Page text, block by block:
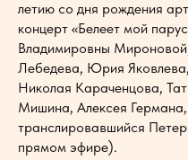
летию со дня рождения
концерт «Белеет мой
Владимировны
Лебедева, Юрия
Николая Караченцова,
Мишина, Алексея
транслировавшийся
прямом эфире).